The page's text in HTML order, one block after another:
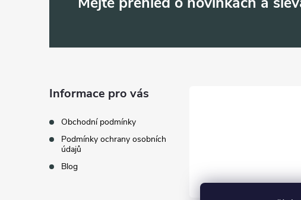
Informace pro vás
Obchodní podmínky
Podmínky ochrany osobních
údajů
Blog